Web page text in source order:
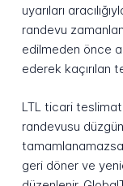
uyarıları
randevu
edilmeden önce
ederek kaçırılan
LTL ticari
randevusu
geri döner ve